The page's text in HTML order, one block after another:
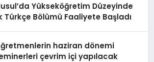
Yükseköğretim Düzeyinde
Türkçe Bölümü Faaliyete Başladı
haziran dönemi
çevrim içi yapılacak